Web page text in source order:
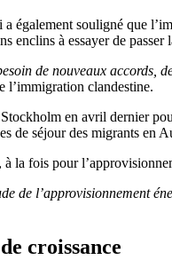
également souligné que
enclins à essayer de passer
de nouveaux accords,
l’immigration clandestine.
en avril dernier
de séjour des migrants en
la fois pour
de l’approvisionnement
croissance